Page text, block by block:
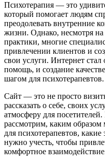
Психотерапия — это
который помогает людям
преодолевать внутренние
жизни. Однако, несмотря
практики, многие
привлечении клиентов и
свои услуги. Интернет
помощь, и создание
шагом для психотерапевтов.
Сайт — это не просто
рассказать о себе, своих
атмосферу для
рассмотрим, каким
для психотерапевтов,
нужно учесть, чтобы
комфортное